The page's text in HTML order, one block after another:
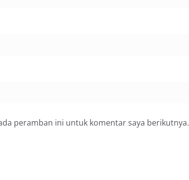
peramban ini untuk komentar saya berikutnya.